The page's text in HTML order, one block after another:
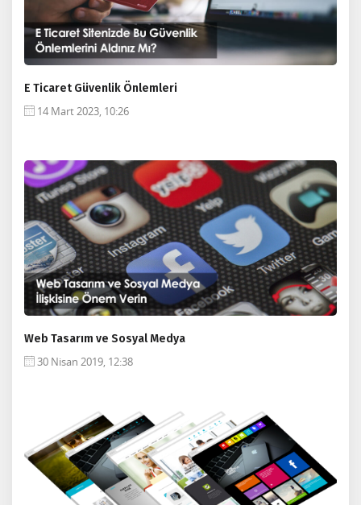
E Ticaret Güvenlik Önlemleri
14 Mart 2023, 10:26
Web Tasarım ve Sosyal Medya
30 Nisan 2019, 12:38